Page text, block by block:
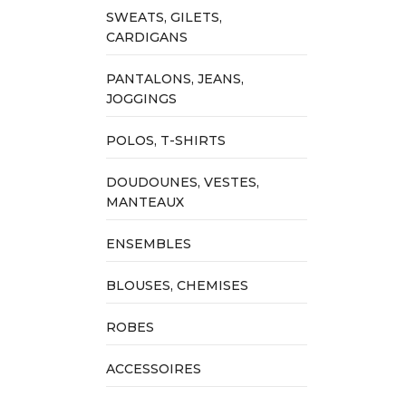
SWEATS, GILETS,
CARDIGANS
PANTALONS, JEANS,
JOGGINGS
POLOS, T-SHIRTS
DOUDOUNES, VESTES,
MANTEAUX
ENSEMBLES
BLOUSES, CHEMISES
ROBES
ACCESSOIRES